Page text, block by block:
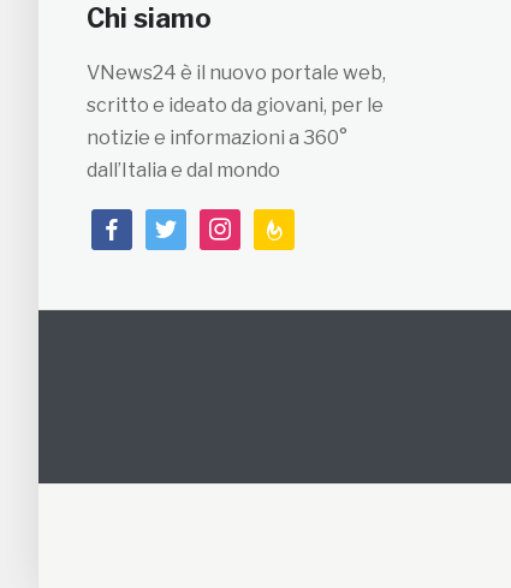
Chi siamo
VNews24 è il nuovo portale web,
scritto e ideato da giovani, per le
notizie e informazioni a 360°
dall’Italia e dal mondo
facebooktwitterinstagramfeedburner